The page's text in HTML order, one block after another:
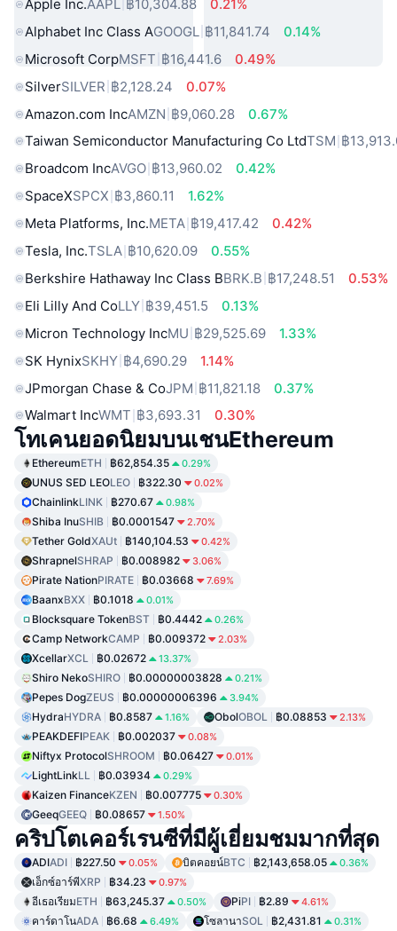
Apple Inc.AAPL ฿10,304.88
0.21%
Alphabet Inc Class AGOOGL ฿11,841.74
0.14%
Microsoft CorpMSFT ฿16,441.6
0.49%
SilverSILVER ฿2,128.24
0.07%
Amazon.com IncAMZN ฿9,060.28
0.67%
Taiwan Semiconductor Manufacturing Co LtdTSM ฿
Broadcom IncAVGO ฿13,960.02
0.42%
SpaceXSPCX ฿3,860.11
1.62%
Meta Platforms, Inc.META ฿19,417.42
0.42%
Tesla, Inc.TSLA ฿10,620.09
0.55%
Berkshire Hathaway Inc Class BBRK.B ฿17,248.51
0.53%
Eli Lilly And CoLLY ฿39,451.5
0.13%
Micron Technology IncMU ฿29,525.69
1.33%
SK HynixSKHY ฿4,690.29
1.14%
JPmorgan Chase & CoJPM ฿11,821.18
0.37%
Walmart IncWMT ฿3,693.31 0.30%
โทเคนยอดนิยมบนเชนEthereum
EthereumETH ฿62,854.35 0.29%
UNUS SED LEOLEO ฿322.30 0.02%
ChainlinkLINK ฿270.67 0.98%
Shiba InuSHIB ฿0.0001547 2.70%
Tether GoldXAUt ฿140,104.53 0.42%
ShrapnelSHRAP ฿0.008982 3.06%
Pirate NationPIRATE ฿0.03668 7.69%
BaanxBXX ฿0.1018 0.01%
Blocksquare TokenBST ฿0.4442 0.26%
Camp NetworkCAMP ฿0.009372 2.03%
XcellarXCL ฿0.02672 13.37%
Shiro NekoSHIRO ฿0.00000003828 0.21%
Pepes DogZEUS ฿0.00000006396 3.94%
HydraHYDRA ฿0.8587 1.16% ObolOBOL ฿0.08853 2.13%
PEAKDEFIPEAK ฿0.002037 0.08%
Niftyx ProtocolSHROOM ฿0.06427 0.01%
LightLinkLL ฿0.03934 0.29%
Kaizen FinanceKZEN ฿0.007775 0.30%
GeeqGEEQ ฿0.08657 1.50%
คริปโตเคอร์เรนซีที่มีผู้เยี่ยมชมมากที่สุด
ADIADI ฿227.50 0.05% บิตคอยน์BTC ฿2,143,658.05 0.36%
เอ็กซ์อาร์พีXRP ฿34.23 0.97%
อีเธอเรียมETH ฿63,245.37 0.50% PiPI ฿2.89 4.61%
คาร์ดาโนADA ฿6.68 6.49% โซลานาSOL ฿2,431.81 0.31%